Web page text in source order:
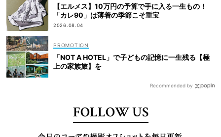
【エルメス】10万円の予算で手に入る一生もの！
「カレ90」は薄着の季節こそ重宝
2026.08.04
「NOT A HOTEL」で子どもの記憶に一生残る【極
上の家族旅】を
Recommended by
FOLLOW US